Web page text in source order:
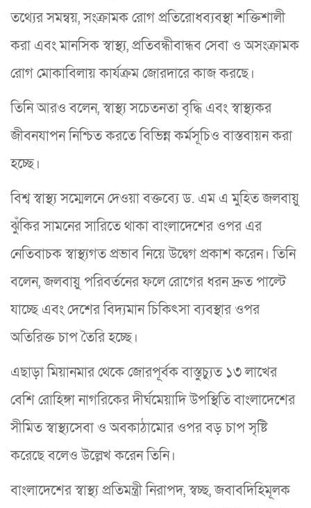
তথ্যের সমন্বয়, সংক্রামক রোগ প্রতিরোধব্যবস্থা শক্তিশালী
করা এবং মানসিক স্বাস্থ্য, প্রতিবন্ধীবান্ধব সেবা ও অসংক্রামক
রোগ মোকাবিলায় কার্যক্রম জোরদারে কাজ করছে।
তিনি আরও বলেন, স্বাস্থ্য সচেতনতা বৃদ্ধি এবং স্বাস্থ্যকর
জীবনযাপন নিশ্চিত করতে বিভিন্ন কর্মসূচিও বাস্তবায়ন করা
হচ্ছে।
বিশ্ব স্বাস্থ্য সম্মেলনে দেওয়া বক্তব্যে ড. এম এ মুহিত জলবায়ু
ঝুঁকির সামনের সারিতে থাকা বাংলাদেশের ওপর এর
নেতিবাচক স্বাস্থ্যগত প্রভাব নিয়ে উদ্বেগ প্রকাশ করেন। তিনি
বলেন, জলবায়ু পরিবর্তনের ফলে রোগের ধরন দ্রুত পাল্টে
যাচ্ছে এবং দেশের বিদ্যমান চিকিৎসা ব্যবস্থার ওপর
অতিরিক্ত চাপ তৈরি হচ্ছে।
এছাড়া মিয়ানমার থেকে জোরপূর্বক বাস্তুচ্যুত ১৩ লাখের
বেশি রোহিঙ্গা নাগরিকের দীর্ঘমেয়াদি উপস্থিতি বাংলাদেশের
সীমিত স্বাস্থ্যসেবা ও অবকাঠামোর ওপর বড় চাপ সৃষ্টি
করেছে বলেও উল্লেখ করেন তিনি।
বাংলাদেশের স্বাস্থ্য প্রতিমন্ত্রী নিরাপদ, স্বচ্ছ, জবাবদিহিমূলক